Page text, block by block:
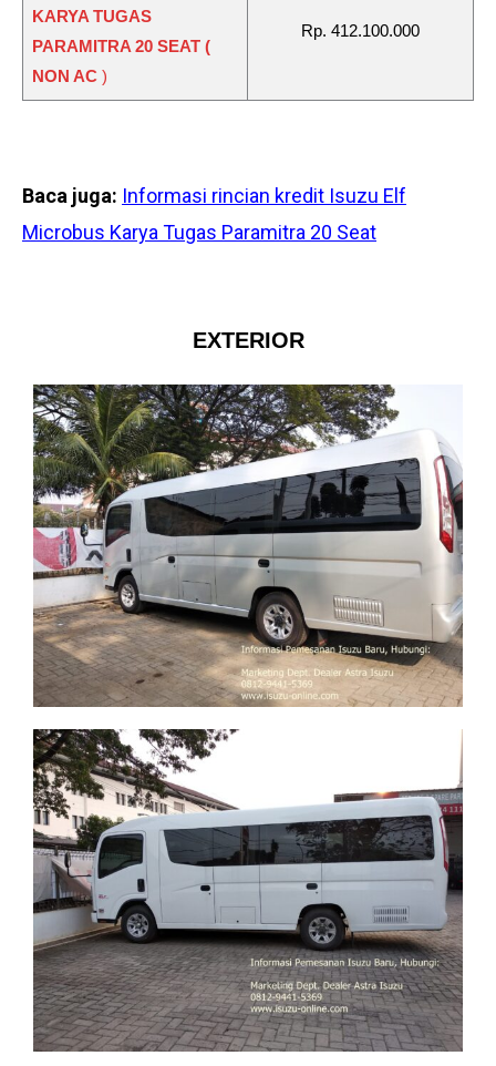
KARYA TUGAS
PARAMITRA 20 SEAT (
NON AC )
Rp. 412.100.000
Baca juga: Informasi rincian kredit Isuzu Elf
Microbus Karya Tugas Paramitra 20 Seat
EXTERIOR